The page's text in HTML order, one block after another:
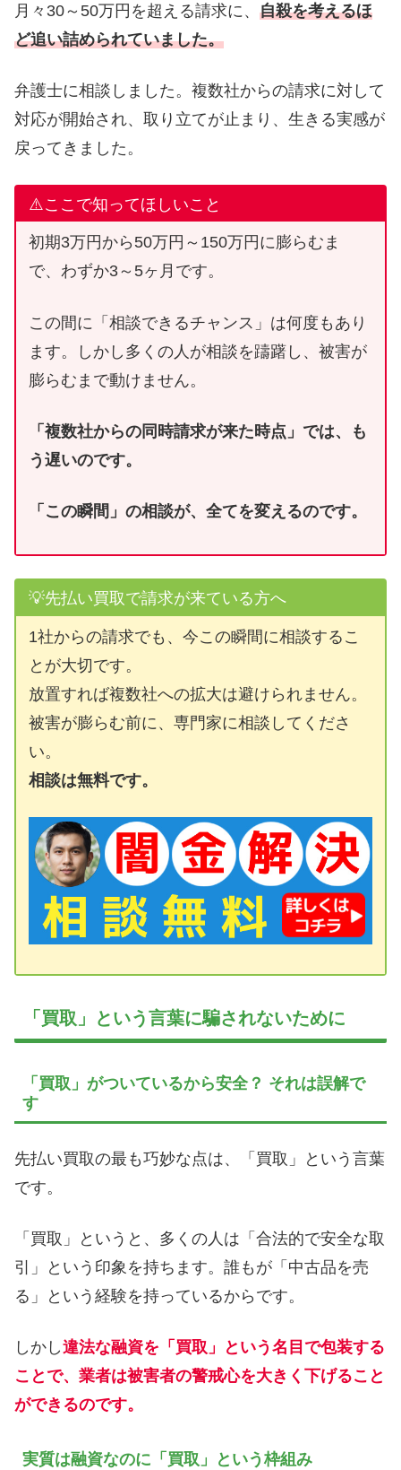
月々30～50万円を超える請求に、 自殺を考えるほ
ど追い詰められていました。
弁護士に相談しました。複数社からの請求に対して
対応が開始され、取り立てが止まり、生きる実感が
戻ってきました。
⚠️ここで知ってほしいこと
初期3万円から50万円～150万円に膨らむま
で、わずか3～5ヶ月です。
この間に「相談できるチャンス」は何度もあり
ます。しかし多くの人が相談を躊躇し、被害が
膨らむまで動けません。
「複数社からの同時請求が来た時点」では、も
う遅いのです。
「この瞬間」の相談が、全てを変えるのです。
💡先払い買取で請求が来ている方へ
1社からの請求でも、今この瞬間に相談するこ
とが大切です。
放置すれば複数社への拡大は避けられません。
被害が膨らむ前に、専門家に相談してくださ
い。
相談は無料です。
「買取」という言葉に騙されないために
「買取」がついているから安全？ それは誤解で
す
先払い買取の最も巧妙な点は、「買取」という言葉
です。
「買取」というと、多くの人は「合法的で安全な取
引」という印象を持ちます。誰もが「中古品を売
る」という経験を持っているからです。
しかし違法な融資を「買取」という名目で包装する
ことで、業者は被害者の警戒心を大きく下げること
ができるのです。
実質は融資なのに「買取」という枠組み